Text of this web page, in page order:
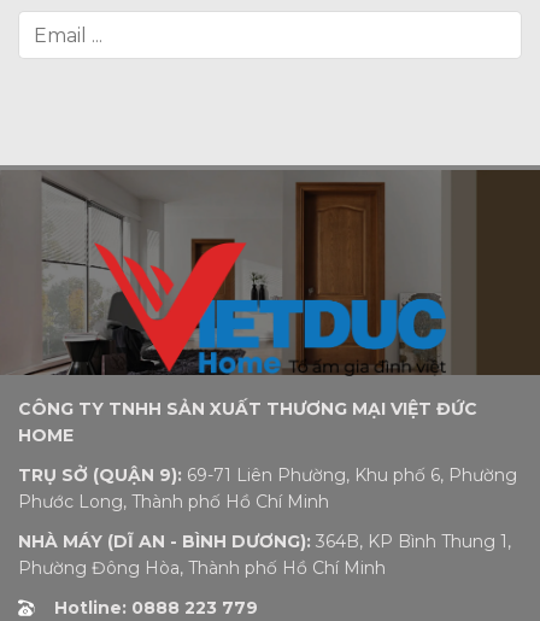
CÔNG TY TNHH SẢN XUẤT THƯƠNG MẠI VIỆT ĐỨC
HOME
TRỤ SỞ (QUẬN 9): 69-71 Liên Phường, Khu phố 6, Phường
Phước Long, Thành phố Hồ Chí Minh
NHÀ MÁY (DĨ AN - BÌNH DƯƠNG): 364B, KP Bình Thung 1,
Phường Đông Hòa, Thành phố Hồ Chí Minh
Hotline: 0888 223 779